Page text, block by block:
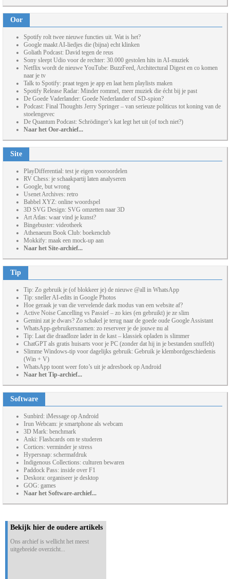
Oor
Spotify rolt twee nieuwe functies uit. Wat is het?
Google maakt AI-liedjes die (bijna) echt klinken
Goliath Podcast: David tegen de reus
Sony sleept Udio voor de rechter: 30.000 gestolen hits in AI-muziek
Netflix wordt de nieuwe YouTube: BuzzFeed, Architectural Digest en co komen
naar je tv
Talk to Spotify: praat tegen je app en laat hem playlists maken
Spotify Release Radar: Minder rommel, meer muziek die écht bij je past
De Goede Vaderlander: Goede Nederlander of SD-spion?
Podcast: Final Thoughts Jerry Springer – van serieuze politicus tot koning van de
stoelengevec
De Quantum Podcast: Schrödinger’s kat legt het uit (of toch niet?)
Naar het Oor-archief...
Site
PlayDifferential: test je eigen vooroordelen
RV Chess: je schaakpartij laten analyseren
Google, but wrong
Usenet Archives: retro
Babbel XYZ: online woordspel
3D SVG Design: SVG omzetten naar 3D
Art Atlas: waar vind je kunst?
Bingebuster: videotheek
Athenaeum Book Club: boekenclub
Mokkify: maak een mock-up aan
Naar het Site-archief...
Tip
Tip: Zo gebruik je (of blokkeer je) de nieuwe @all in WhatsApp
Tip: sneller AI-edits in Google Photos
Hoe geraak je van die vervelende dark modus van een website af?
Active Noise Cancelling vs Passief – zo kies (en gebruikt) je ze slim
Gemini zat je dwars? Zo schakel je terug naar de goede oude Google Assistant
WhatsApp-gebruikersnamen: zo reserveer je de jouwe nu al
Tip: Laat die draadloze lader in de kast – klassiek opladen is slimmer
ChatGPT als gratis huisarts voor je PC (zonder dat hij in je bestanden snuffelt)
Slimme Windows-tip voor dagelijks gebruik: Gebruik je klembordgeschiedenis
(Win + V)
WhatsApp toont weer foto’s uit je adresboek op Android
Naar het Tip-archief...
Software
Sunbird: iMessage op Android
Irun Webcam: je smartphone als webcam
3D Mark: benchmark
Anki: Flashcards om te studeren
Cortices: verminder je stress
Hypersnap: schermafdruk
Indigenous Collections: culturen bewaren
Paddock Pass: inside over F1
Deskora: organiseer je desktop
GOG: games
Naar het Software-archief...
Bekijk hier de oudere artikels
Ons archief is wellicht het meest
uitgebreide overzicht...